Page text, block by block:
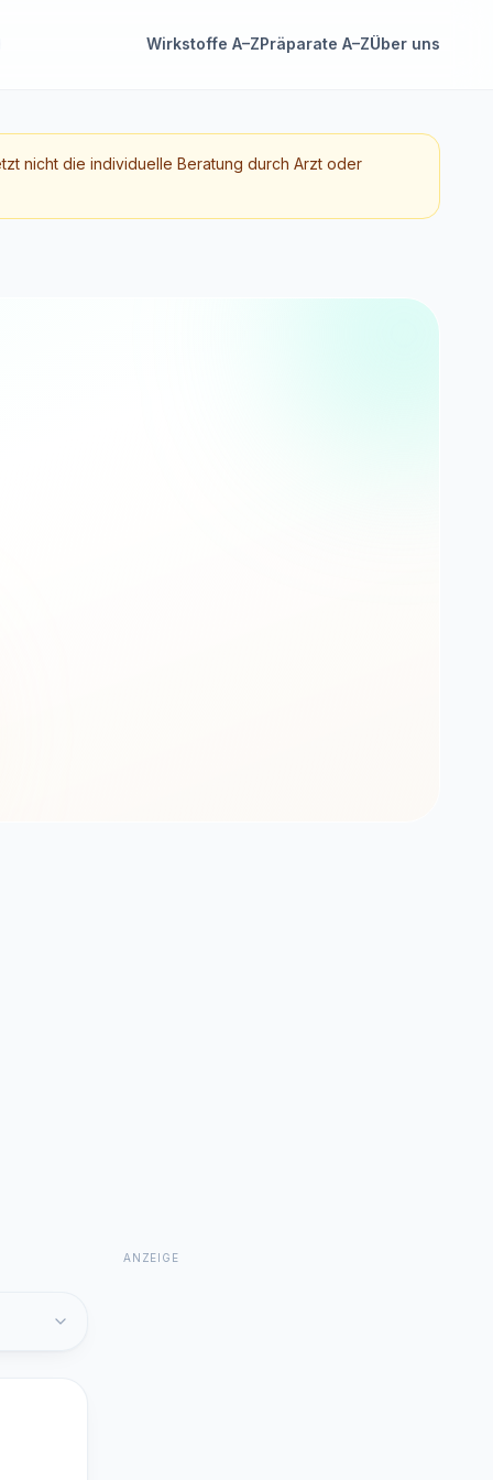
Wirkstoffe A–ZPräparate A–ZÜber uns
nicht die individuelle Beratung durch Arzt oder
ANZEIGE